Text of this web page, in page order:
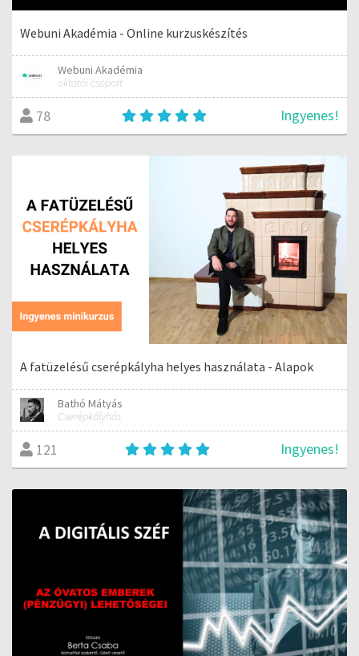
Webuni Akadémia - Online kurzuskészítés
Webuni Akadémia
oktatói csoport
78 Ingyenes!
A fatüzelésű cserépkályha helyes használata - Alapok
Bathó Mátyás
Cserépkályhás
121 Ingyenes!